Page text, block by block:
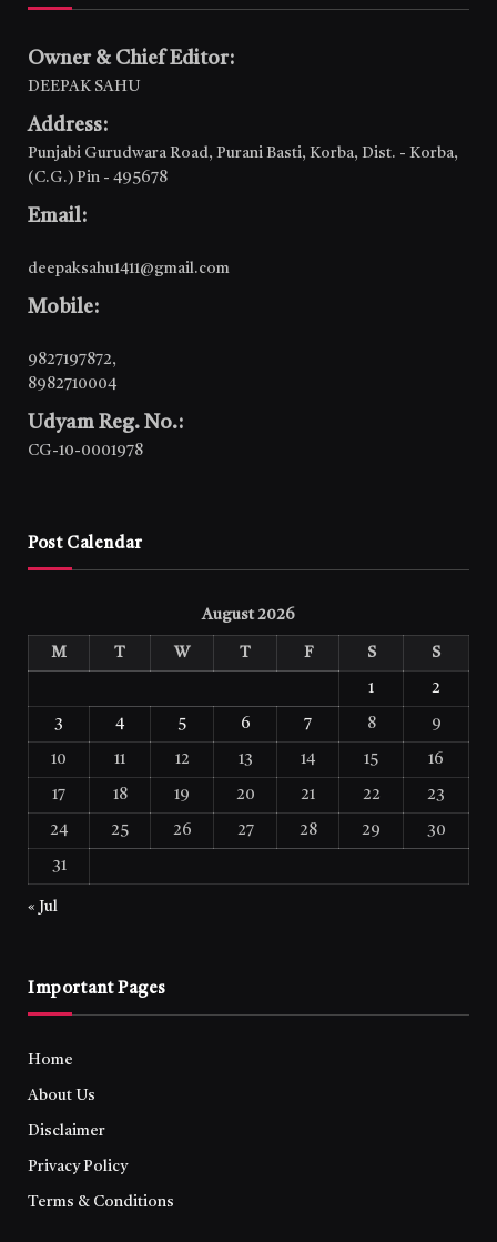
Owner & Chief Editor:
DEEPAK SAHU
Address:
Punjabi Gurudwara Road, Purani Basti, Korba, Dist. - Korba,
(C.G.) Pin - 495678
Email:
deepaksahu1411@gmail.com
Mobile:
9827197872,
8982710004
Udyam Reg. No.:
CG-10-0001978
Post Calendar
August 2026
M T W T F S S
1 2
3 4 5 6 7 8 9
10 11 12 13 14 15 16
17 18 19 20 21 22 23
24 25 26 27 28 29 30
31
« Jul
Important Pages
Home
About Us
Disclaimer
Privacy Policy
Terms & Conditions